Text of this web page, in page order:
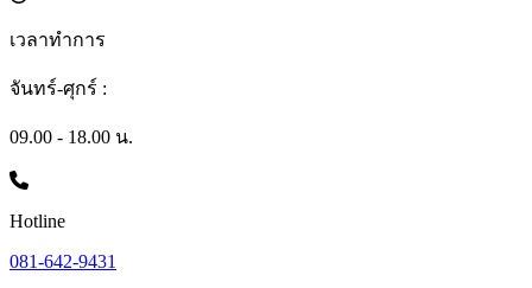
เวลาทำการ
จันทร์-ศุกร์ :
09.00 - 18.00 น.
Hotline
081-642-9431